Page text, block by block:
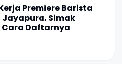
Premiere Barista
Jayapura, Simak
Cara Daftarnya